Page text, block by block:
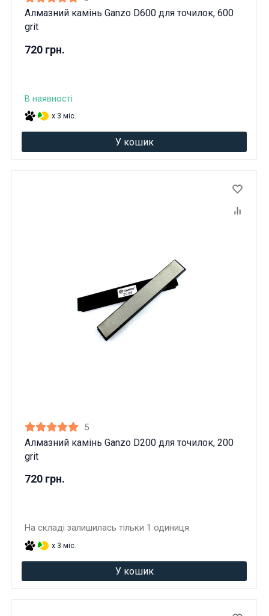
Алмазний камінь Ganzo D600 для точилок, 600
grit
720 грн.
В наявності
x 3 міс.
У кошик
5
Алмазний камінь Ganzo D200 для точилок, 200
grit
720 грн.
На складі залишилась тільки 1 одиниця
x 3 міс.
У кошик